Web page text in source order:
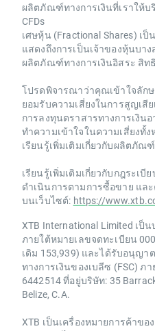
ผลิตภัณฑ์ทางการเงินที่เราให้บ
CFDs
เศษหุ้น (Fractional Shares) เ
แสดงถึงการเป็นเจ้าของหุ้นบา
ผลิตภัณฑ์ทางการเงินอิสระ สิท
โปรดพิจารณาว่าคุณเข้าใจลัก
ยอมรับความเสี่ยงในการสูญเสี
การลงทุนตราสารทางการเงิน
ทำความเข้าใจในความเสี่ยงทั้
เรียนรู้เพิ่มเติมเกี่ยวกับผลิตภั
เรียนรู้เพิ่มเติมเกี่ยวกับกฎระเบี
ดำเนินการตามการซื้อขาย แล
บนเว็บไซต์: https://
XTB International Limited เ
ภายใต้หมายเลขจดทะเบียน
เดิม 153,939) และได้รับอนุญ
ทางการเงินของเบลีซ (FSC) ภ
6442514 ที่อยู่บริษัท: 35
Belize, C.A.
XTB เป็นเครื่องหมายการค้าขอ